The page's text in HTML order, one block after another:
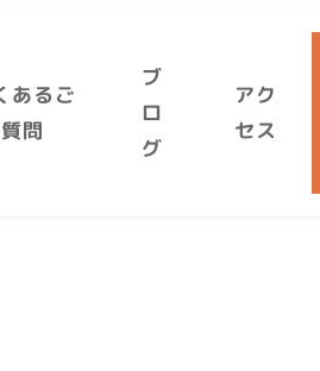
あるご
質問
ブ
ロ
グ
アク
セス